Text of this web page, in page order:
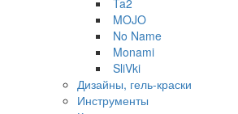
MOJO
No Name
Monami
SliVki
Дизайны, гель-краски
Инструменты